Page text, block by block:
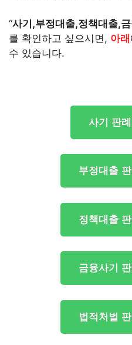
“사기,부정대출,정책대출,
를 확인하고 싶으시면, 아래
수 있습니다.
사기 판
부정대출
정책대출
금융사기
법적처벌